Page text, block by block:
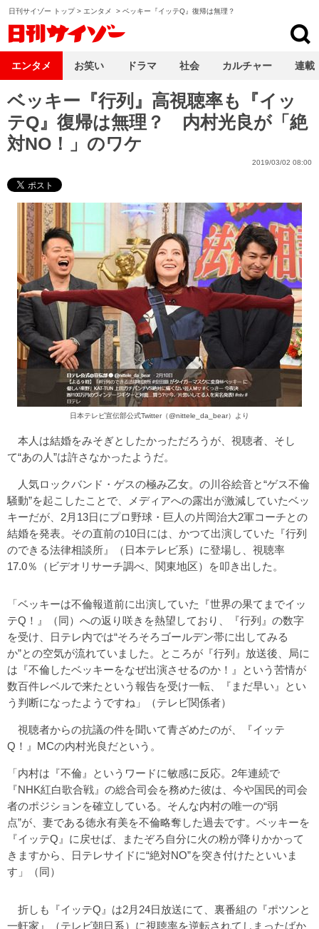
日刊サイゾー トップ> エンタメ > ベッキー『イッテQ』復帰は無理？
ベッキー『行列』高視聴率も『イッ
テQ』復帰は無理？ 内村光良が「絶
対NO！」のワケ
2019/03/02 08:00
日本テレビ宣伝部公式Twitter（@nittele_da_bear）より
本人は結婚をみそぎとしたかっただろうが、視聴者、そし
て“あの人”は許さなかったようだ。
人気ロックバンド・ゲスの極み乙女。の川谷絵音と“ゲス不倫
騒動”を起こしたことで、メディアへの露出が激減していたベッ
キーだが、2月13日にプロ野球・巨人の片岡治大2軍コーチとの
結婚を発表。その直前の10日には、かつて出演していた『行列
のできる法律相談所』（日本テレビ系）に登場し、視聴率
17.0％（ビデオリサーチ調べ、関東地区）を叩き出した。
「ベッキーは不倫報道前に出演していた『世界の果てまでイッ
テQ！』（同）への返り咲きを熱望しており、『行列』の数字
を受け、日テレ内では“そろそろゴールデン帯に出してみる
か”との空気が流れていました。ところが『行列』放送後、局に
は『不倫したベッキーをなぜ出演させるのか！』という苦情が
数百件レベルで来たという報告を受け一転、『まだ早い』とい
う判断になったようですね」（テレビ関係者）
視聴者からの抗議の件を聞いて青ざめたのが、『イッテ
Q！』MCの内村光良だという。
「内村は『不倫』というワードに敏感に反応。2年連続で
『NHK紅白歌合戦』の総合司会を務めた彼は、今や国民的司会
者のポジションを確立している。そんな内村の唯一の“弱
点”が、妻である徳永有美を不倫略奪した過去です。ベッキーを
『イッテQ』に戻せば、またぞろ自分に火の粉が降りかかって
きますから、日テレサイドに“絶対NO”を突き付けたといいま
す」（同）
折しも『イッテQ』は2月24日放送にて、裏番組の『ポツンと
一軒家』（テレビ朝日系）に視聴率を逆転されてしまったばか
エンタメ お笑い ドラマ 社会 カルチャー 連載